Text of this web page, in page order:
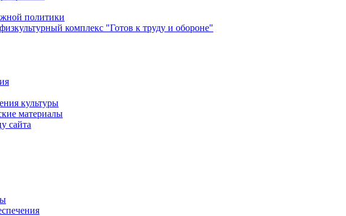
политики
комплекс "Готов к труду и обороне"
культуры
материалы
сайта